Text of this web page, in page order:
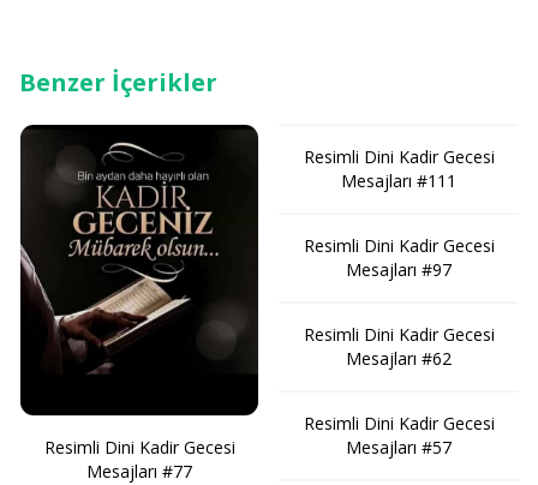
Benzer İçerikler
Resimli Dini Kadir Gecesi
Mesajları #77
Resimli Dini Kadir Gecesi
Mesajları #111
Resimli Dini Kadir Gecesi
Mesajları #97
Resimli Dini Kadir Gecesi
Mesajları #62
Resimli Dini Kadir Gecesi
Mesajları #57